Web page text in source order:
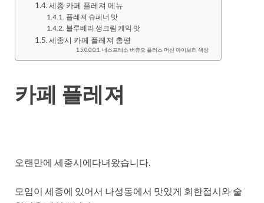
세종 카페 플레져 메뉴
플레져 슈페너 맛
블루베리 생크림 케익 맛
세종시 카페 플레져 총평
네스프레소 버츄오 플러스 머신 아이보리 색상
카페 플레져
오랜만에 세종시에다녀왔습니다.
모임이 세종에 있어서 나성동에서 맛있게 회한접시와 술